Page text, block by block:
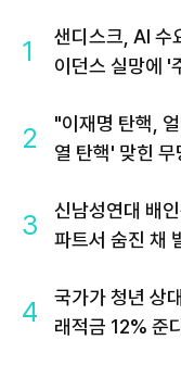
1
샌디스크, AI
이던스 실망에 '
2
"이재명 탄핵,
열 탄핵' 맞힌
3
신남성연대 배
파트서 숨진 채
4
국가가 청년 상
래적금 12% 준